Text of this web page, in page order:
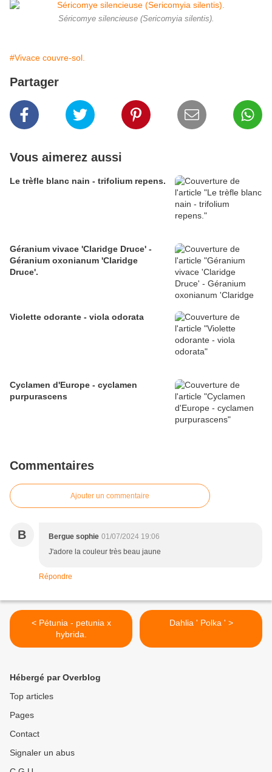
Séricomye silencieuse (Sericomyia silentis).
#Vivace couvre-sol.
Partager
Vous aimerez aussi
Le trèfle blanc nain - trifolium repens.
Géranium vivace 'Claridge Druce' -
Géranium oxonianum 'Claridge
Druce'.
Violette odorante - viola odorata
Cyclamen d'Europe - cyclamen
purpurascens
Commentaires
Ajouter un commentaire
B Bergue sophie 01/07/2024 19:06
J'adore la couleur très beau jaune
Répondre
< Pétunia - petunia x
hybrida.
Dahlia ' Polka ' >
Hébergé par Overblog
Top articles
Pages
Contact
Signaler un abus